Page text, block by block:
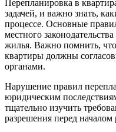
Перепланировка в
задачей, и важно знать,
процессе. Основные
местного
жилья. Важно помнить,
квартиры должны
органами.
Нарушение правил
юридическим
тщательно изучить
разрешения перед началом